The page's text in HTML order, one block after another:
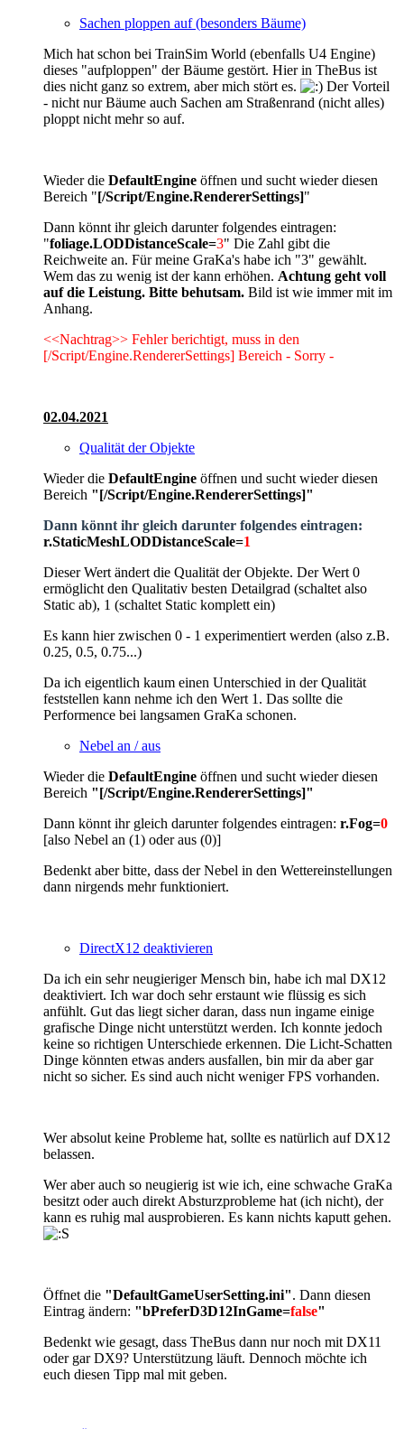
Sachen ploppen auf (besonders Bäume)
Mich hat schon bei TrainSim World (ebenfalls U4 Engine)
dieses "aufploppen" der Bäume gestört. Hier in TheBus ist
dies nicht ganz so extrem, aber mich stört es.
Der Vorteil
- nicht nur Bäume auch Sachen am Straßenrand (nicht alles)
ploppt nicht mehr so auf.
Wieder die DefaultEngine öffnen und sucht wieder diesen
Bereich " [/Script/Engine.RendererSettings]"
Dann könnt ihr gleich darunter folgendes eintragen:
"foliage.LODDistanceScale=3" Die Zahl gibt die
Reichweite an. Für meine GraKa's habe ich "3" gewählt.
Wem das zu wenig ist der kann erhöhen. Achtung geht voll
auf die Leistung. Bitte behutsam. Bild ist wie immer mit im
Anhang.
<<Nachtrag>> Fehler berichtigt, muss in den
[/Script/Engine.RendererSettings] Bereich - Sorry -
02.04.2021
Qualität der Objekte
Wieder die DefaultEngine öffnen und sucht wieder diesen
Bereich "[/Script/Engine.RendererSettings]"
Dann könnt ihr gleich darunter folgendes eintragen:
r.StaticMeshLODDistanceScale=1
Dieser Wert ändert die Qualität der Objekte. Der Wert 0
ermöglicht den Qualitativ besten Detailgrad (schaltet also
Static ab), 1 (schaltet Static komplett ein)
Es kann hier zwischen 0 - 1 experimentiert werden (also z.B.
0.25, 0.5, 0.75...)
Da ich eigentlich kaum einen Unterschied in der Qualität
feststellen kann nehme ich den Wert 1. Das sollte die
Performence bei langsamen GraKa schonen.
Nebel an / aus
Wieder die DefaultEngine öffnen und sucht wieder diesen
Bereich "[/Script/Engine.RendererSettings]"
Dann könnt ihr gleich darunter folgendes eintragen: r.Fog=0
[also Nebel an (1) oder aus (0)]
Bedenkt aber bitte, dass der Nebel in den Wettereinstellungen
dann nirgends mehr funktioniert.
DirectX12 deaktivieren
Da ich ein sehr neugieriger Mensch bin, habe ich mal DX12
deaktiviert. Ich war doch sehr erstaunt wie flüssig es sich
anfühlt. Gut das liegt sicher daran, dass nun ingame einige
grafische Dinge nicht unterstützt werden. Ich konnte jedoch
keine so richtigen Unterschiede erkennen. Die Licht-Schatten
Dinge könnten etwas anders ausfallen, bin mir da aber gar
nicht so sicher. Es sind auch nicht weniger FPS vorhanden.
Wer absolut keine Probleme hat, sollte es natürlich auf DX12
belassen.
Wer aber auch so neugierig ist wie ich, eine schwache GraKa
besitzt oder auch direkt Absturzprobleme hat (ich nicht), der
kann es ruhig mal ausprobieren. Es kann nichts kaputt gehen.
Öffnet die "DefaultGameUserSetting.ini". Dann diesen
Eintrag ändern: "bPreferD3D12InGame=false"
Bedenkt wie gesagt, dass TheBus dann nur noch mit DX11
oder gar DX9? Unterstützung läuft. Dennoch möchte ich
euch diesen Tipp mal mit geben.